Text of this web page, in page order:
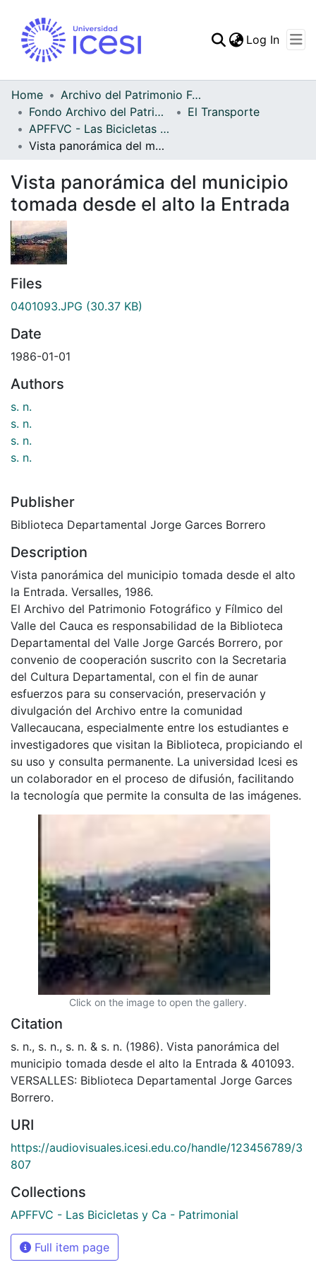
Statistics
Log In
Home
Archivo del Patrimonio Fotográfico y Fílmico del Valle del Cauca
Fondo Archivo del Patrimonio Fotográfico y Fílmico del Valle del Cauca
El Transporte
APFFVC - Las Bicicletas y Ca - Patrimonial
Vista panorámica del municipio tomada desde el alto la Entrada
Vista panorámica del municipio
tomada desde el alto la Entrada
Files
0401093.JPG (30.37 KB)
Date
1986-01-01
Authors
s. n.
s. n.
s. n.
s. n.
Publisher
Biblioteca Departamental Jorge Garces Borrero
Description
Vista panorámica del municipio tomada desde el alto
la Entrada. Versalles, 1986.
El Archivo del Patrimonio Fotográfico y Fílmico del
Valle del Cauca es responsabilidad de la Biblioteca
Departamental del Valle Jorge Garcés Borrero, por
convenio de cooperación suscrito con la Secretaria
del Cultura Departamental, con el fin de aunar
esfuerzos para su conservación, preservación y
divulgación del Archivo entre la comunidad
Vallecaucana, especialmente entre los estudiantes e
investigadores que visitan la Biblioteca, propiciando el
su uso y consulta permanente. La universidad Icesi es
un colaborador en el proceso de difusión, facilitando
la tecnología que permite la consulta de las imágenes.
Click on the image to open the gallery.
Citation
s. n., s. n., s. n. & s. n. (1986). Vista panorámica del
municipio tomada desde el alto la Entrada & 401093.
VERSALLES: Biblioteca Departamental Jorge Garces
Borrero.
URI
https://audiovisuales.icesi.edu.co/handle/123456789/3
807
Collections
APFFVC - Las Bicicletas y Ca - Patrimonial
Full item page